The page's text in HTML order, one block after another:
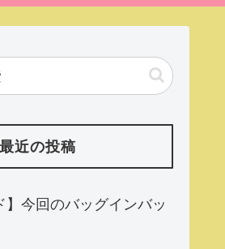
最近の投稿
】今回のバッグインバッ